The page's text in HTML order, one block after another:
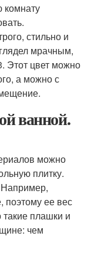
комнату
стильно и
мрачным,
Этот цвет можно
а можно с
ванной.
можно
плитку.
поэтому ее вес
плашки и
чем